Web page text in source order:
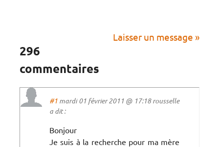
Laisser un message »
296
commentaires
#1 mardi 01 février 2011 @ 17:18 rousselle
a dit :
Bonjour
Je suis à la recherche pour ma mère